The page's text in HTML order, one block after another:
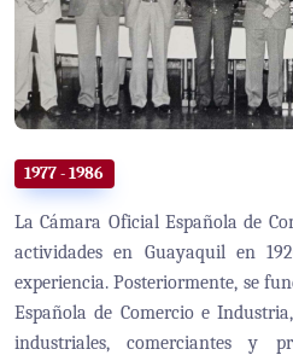
1977 - 1986
La Cámara Oficial Española de
actividades en Guayaquil en
experiencia. Posteriormente, se
Española de Comercio e
industriales, comerciantes y